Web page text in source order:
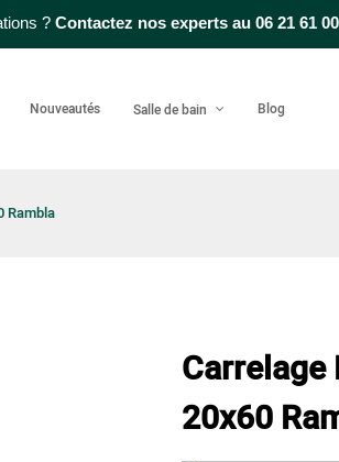
? Contactez nos experts au 06 21 61
Nouveautés Salle de bain Blog
Rambla
20x60